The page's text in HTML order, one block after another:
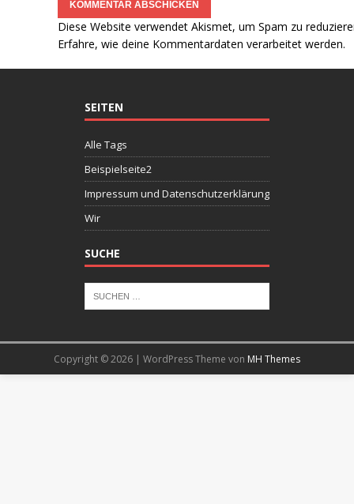
Diese Website verwendet Akismet, um Spam zu
Erfahre, wie deine Kommentardaten verarbeitet werden.
SEITEN
Alle Tags
Beispielseite2
Impressum und Datenschutzerklärung
Wir
SUCHE
Copyright © 2026 | WordPress Theme von MH Themes